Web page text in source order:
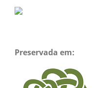
Preservada em: